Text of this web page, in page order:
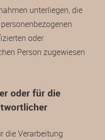
unterliegen, die
oder
Person zugewiesen
oder für die
die Verarbeitung